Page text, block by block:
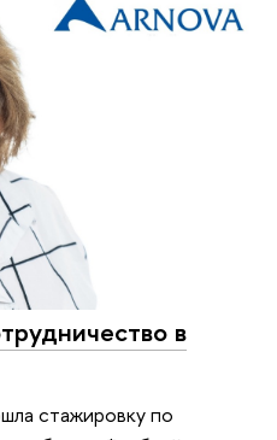
в
стажировку по